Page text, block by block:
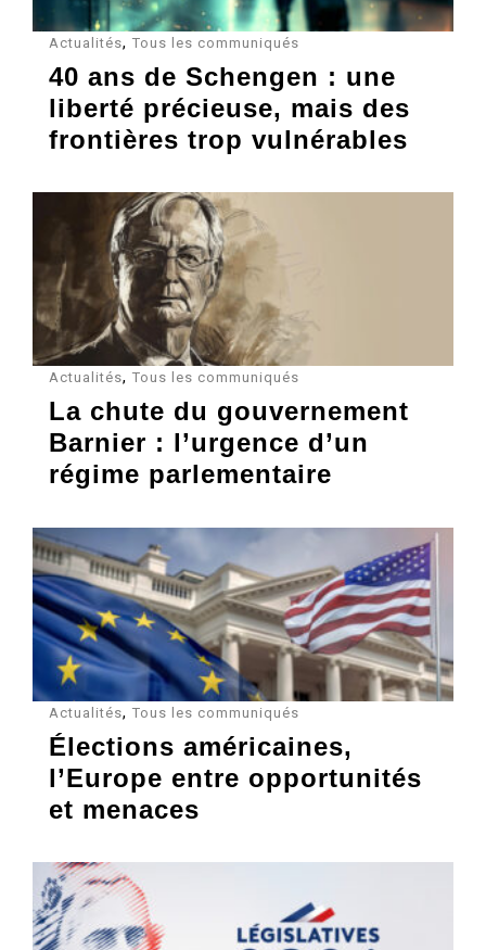
Actualités, Tous les communiqués
40 ans de Schengen : une
liberté précieuse, mais des
frontières trop vulnérables
Actualités, Tous les communiqués
La chute du gouvernement
Barnier : l’urgence d’un
régime parlementaire
Actualités, Tous les communiqués
Élections américaines,
l’Europe entre opportunités
et menaces